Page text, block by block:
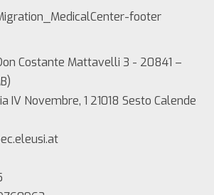
Costante Mattavelli 3 - 20841 –
IV Novembre, 1 21018 Sesto Calende